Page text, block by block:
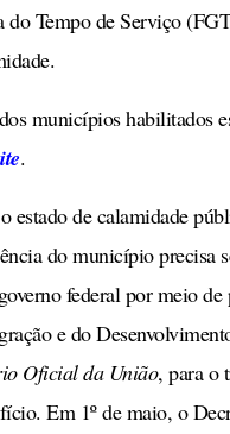
do Tempo de Serviço
municípios habilitados
.
estado de calamidade
do município precisa
federal por meio de
e do
Oficial da União, para o
Em 1º de maio, o